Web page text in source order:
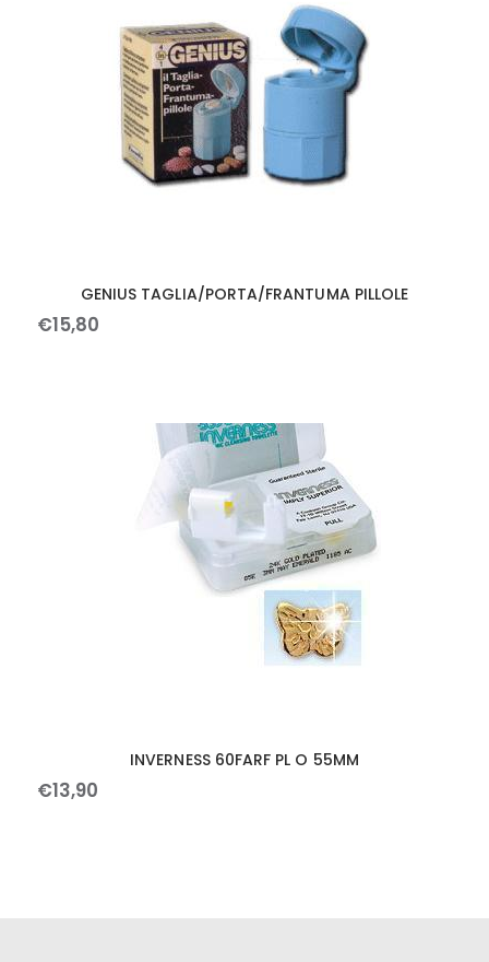
GENIUS TAGLIA/PORTA/FRANTUMA PILLOLE
€15,80
INVERNESS 60FARF PL O 55MM
€13,90